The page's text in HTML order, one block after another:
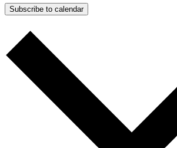
Subscribe to calendar